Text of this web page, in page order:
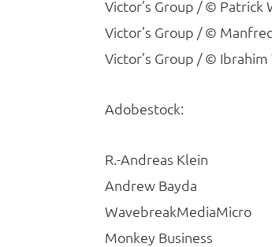
Victor’s Group / © Patrick
Victor’s Group / ©
Victor’s Group / ©
Adobestock:
R.-Andreas Klein
Andrew Bayda
WavebreakMediaMicro
Monkey Business